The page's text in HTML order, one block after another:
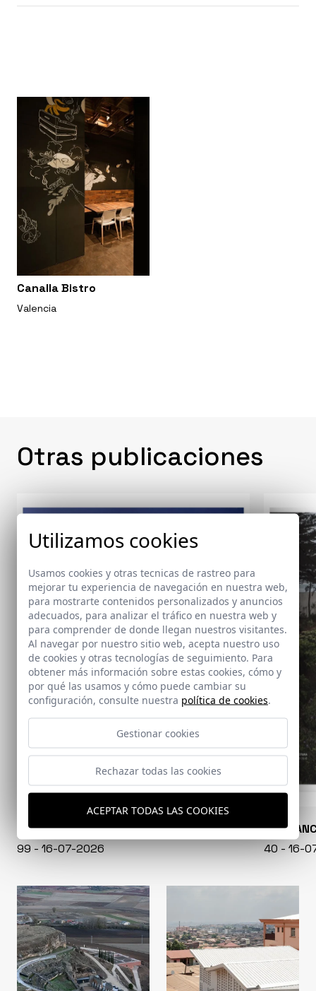
Canalla Bistro
Valencia
Otras publicaciones
CONARQUITECTURA
99 - 16-07-2026
EN
40 - 16-
Utilizamos cookies
Usamos cookies y otras tecnicas de rastreo para
mejorar tu experiencia de navegación en nuestra web,
para mostrarte contenidos personalizados y anuncios
adecuados, para analizar el tráfico en nuestra web y
para comprender de donde llegan nuestros visitantes.
Al navegar por nuestro sitio web, acepta nuestro uso
de cookies y otras tecnologías de seguimiento. Para
obtener más información sobre estas cookies, cómo y
por qué las usamos y cómo puede cambiar su
configuración, consulte nuestra política de cookies.
Gestionar cookies
Rechazar todas las cookies
ACEPTAR TODAS LAS COOKIES